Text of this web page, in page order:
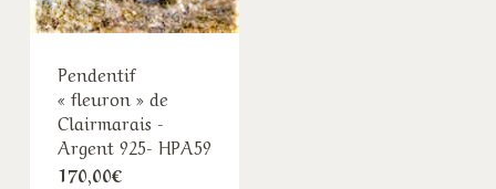
Pendentif
« fleuron » de
Clairmarais -
Argent 925- HPA59
170,00€